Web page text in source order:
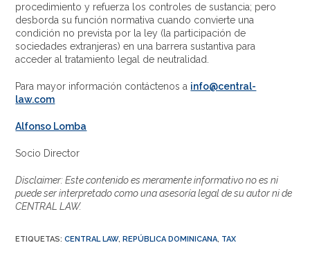
procedimiento y refuerza los controles de sustancia; pero
desborda su función normativa cuando convierte una
condición no prevista por la ley (la participación de
sociedades extranjeras) en una barrera sustantiva para
acceder al tratamiento legal de neutralidad.
Para mayor información contáctenos a info@central-
law.com
Alfonso Lomba
Socio Director
Disclaimer: Este contenido es meramente informativo no es ni
puede ser interpretado como una asesoría legal de su autor ni de
CENTRAL LAW.
ETIQUETAS:CENTRAL LAW, REPÚBLICA DOMINICANA, TAX